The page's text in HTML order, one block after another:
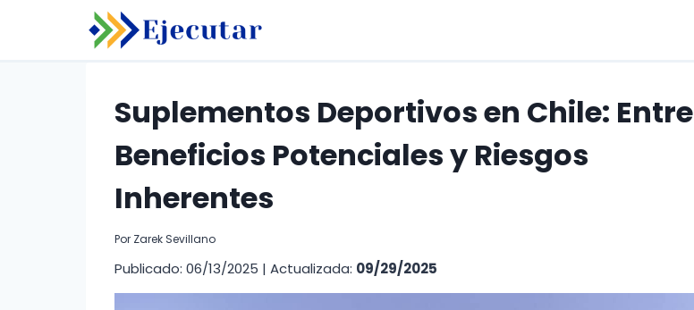
Suplementos Deportivos en Chile: Entre
Beneficios Potenciales y Riesgos
Inherentes
Por Zarek Sevillano
Publicado: 06/13/2025 | Actualizada: 09/29/2025